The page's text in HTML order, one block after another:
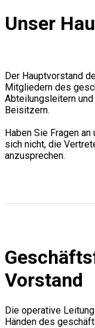
Unser
Der Hauptvorstand
Mitgliedern des
Abteilungsleitern
Beisitzern.
Haben Sie Fragen
sich nicht, die
anzusprechen.
Vorstand
Die operative
Händen des